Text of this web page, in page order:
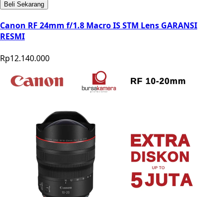
Beli Sekarang
Canon RF 24mm f/1.8 Macro IS STM Lens GARANSI
RESMI
Rp12.140.000